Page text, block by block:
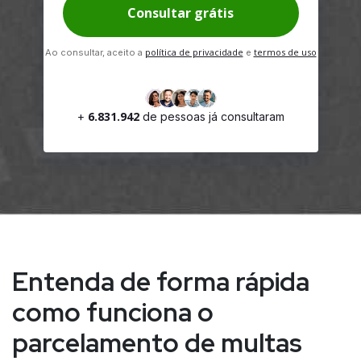
Consultar grátis
Ao consultar, aceito a política de privacidade e termos de uso
+ 6.831.942de pessoas já consultaram
Entenda de forma rápida
como funciona o
parcelamento de multas